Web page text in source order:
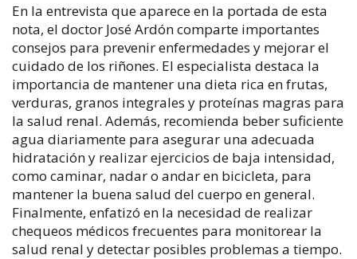
En la entrevista que aparece en la portada de esta
nota, el doctor José Ardón comparte importantes
consejos para prevenir enfermedades y mejorar el
cuidado de los riñones. El especialista destaca la
importancia de mantener una dieta rica en frutas,
verduras, granos integrales y proteínas magras para
la salud renal. Además, recomienda beber suficiente
agua diariamente para asegurar una adecuada
hidratación y realizar ejercicios de baja intensidad,
como caminar, nadar o andar en bicicleta, para
mantener la buena salud del cuerpo en general.
Finalmente, enfatizó en la necesidad de realizar
chequeos médicos frecuentes para monitorear la
salud renal y detectar posibles problemas a tiempo.